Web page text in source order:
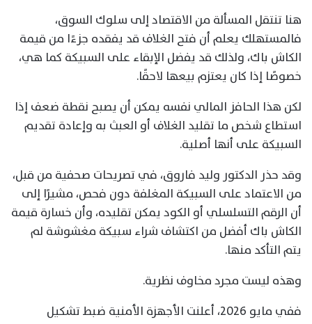
هنا تنتقل المسألة من الاقتصاد إلى سلوك السوق،
فالمستهلك يعلم أن فتح الغلاف قد يفقده جزءًا من قيمة
الكاش باك، ولذلك قد يفضل الإبقاء على السبيكة كما هي،
خصوصًا إذا كان يعتزم بيعها لاحقًا.
لكن هذا الحافز المالي نفسه يمكن أن يصبح نقطة ضعف إذا
استطاع شخص ما تقليد الغلاف أو العبث به وإعادة تقديم
السبيكة على أنها أصلية.
وقد حذر الدكتور وليد فاروق، في تصريحات صحفية من قبل،
من الاعتماد على السبيكة المغلفة دون فحص، مشيرًا إلى
أن الرقم التسلسلي أو الكود يمكن تقليده، وأن خسارة قيمة
الكاش باك أفضل من اكتشاف شراء سبيكة مغشوشة لم
يتم التأكد منها.
وهذه ليست مجرد مخاوف نظرية.
ففي مايو 2026، أعلنت الأجهزة الأمنية ضبط تشكيل